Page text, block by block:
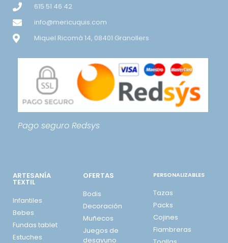
615 51 46 42
info@mericuquis.com
Miquel Ricomà 14, 08401 Granollers
Pago seguro Redsys
ARTESANÍA
TEXTIL
Infantiles
Bebes
Fundas tablet
Estuches
OFERTAS
Bodis
Decoración
Muñecos
Juegos de
desayuno
PERSONALIZABLES
Tazas
Packs
Cojines
Fiambreras